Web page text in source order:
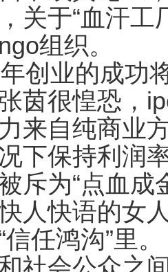
关于“血汗工
组织。
业的成功将
茵很惶恐，
来自纯商业
下保持利润
斥为“点血成
人快语的女
任鸿沟”里。